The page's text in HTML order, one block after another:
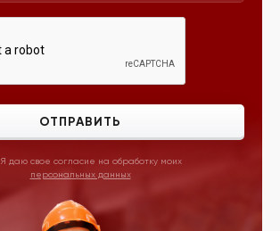
ОТПРАВИТЬ
Я даю свое согласие на обработку моих
персональных данных